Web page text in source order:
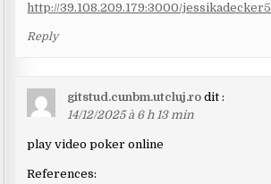
http://39.108.209.179:3000/jessikadecker5
Reply
gitstud.cunbm.utcluj.ro dit :
14/12/2025 à 6 h 13 min
play video poker online
References: